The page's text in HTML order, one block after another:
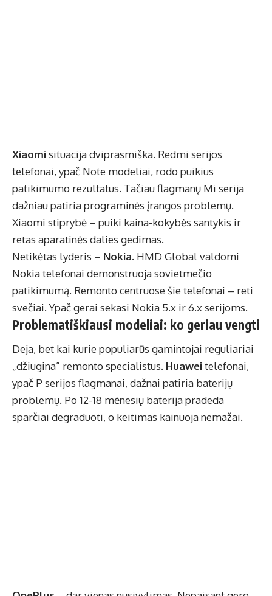
Xiaomisituacija dviprasmiška. Redmi serijos
telefonai, ypač Note modeliai, rodo puikius
patikimumo rezultatus. Tačiau flagmanų Mi serija
dažniau patiria programinės įrangos problemų.
Xiaomi stiprybė – puiki kaina-kokybės santykis ir
retas aparatinės dalies gedimas.
Netikėtas lyderis – Nokia. HMD Global valdomi
Nokia telefonai demonstruoja sovietmečio
patikimumą. Remonto centruose šie telefonai – reti
svečiai. Ypač gerai sekasi Nokia 5.x ir 6.x serijoms.
Problematiškiausi modeliai: ko geriau vengti
Deja, bet kai kurie populiarūs gamintojai reguliariai
„džiugina” remonto specialistus. Huaweitelefonai,
ypač P serijos flagmanai, dažnai patiria baterijų
problemų. Po 12-18 mėnesių baterija pradeda
sparčiai degraduoti, o keitimas kainuoja nemažai.